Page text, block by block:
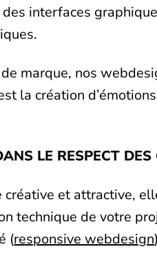
interfaces
marque, nos
la création
LE RESPECT
créative et attractive,
technique de votre
(responsive webdesign